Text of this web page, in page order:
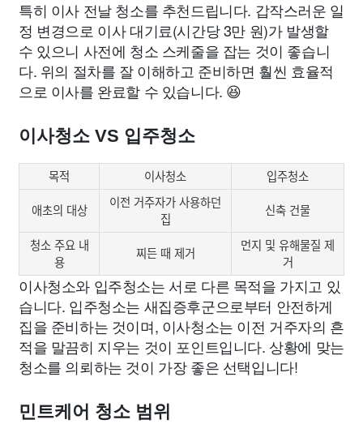
특히 이사 전날 청소를 추천드립니다. 갑작스러운 일
정 변경으로 이사 대기료(시간당 3만 원)가 발생할
수 있으니 사전에 청소 스케줄을 잡는 것이 좋습니
다. 위의 절차를 잘 이해하고 준비하면 훨씬 효율적
으로 이사를 완료할 수 있습니다. 😆
이사청소 VS 입주청소
목적 이사청소 입주청소
애초의 대상
이전 거주자가 사용하던
집
신축 건물
청소 주요 내
용
찌든 때 제거
먼지 및 유해물질 제
거
이사청소와 입주청소는 서로 다른 목적을 가지고 있
습니다. 입주청소는 새집증후군으로부터 안전하게
집을 준비하는 것이며, 이사청소는 이전 거주자의 흔
적을 말끔히 지우는 것이 포인트입니다. 상황에 맞는
청소를 의뢰하는 것이 가장 좋은 선택입니다!
민트케어 청소 범위